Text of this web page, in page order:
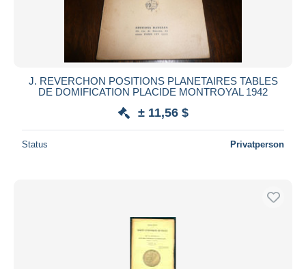
J. REVERCHON POSITIONS PLANETAIRES TABLES
DE DOMIFICATION PLACIDE MONTROYAL 1942
± 11,56 $
Status Privatperson